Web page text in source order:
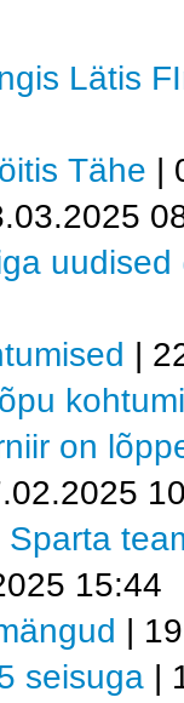
Lätis
Tähe |
|
on
15:44
|
seisuga |